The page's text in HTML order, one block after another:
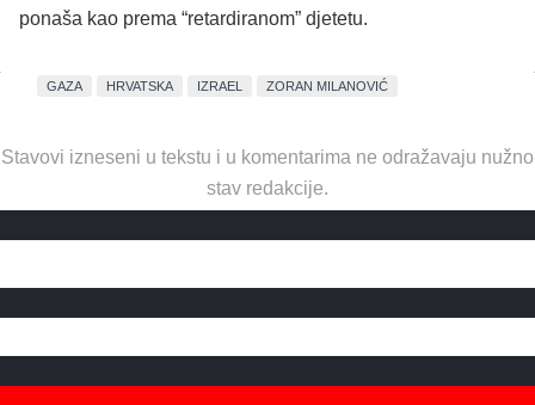
ponaša kao prema “retardiranom” djetetu.
GAZA HRVATSKA IZRAEL ZORAN MILANOVIĆ
Stavovi izneseni u tekstu i u komentarima ne odražavaju nužno
stav redakcije.